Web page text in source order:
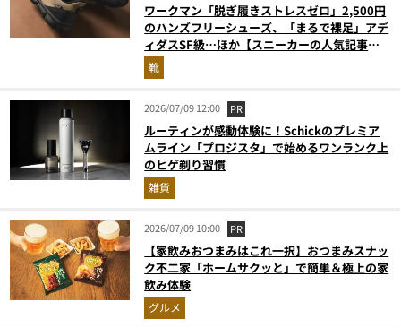
ワークマン「脱ぎ履きストレスゼロ」2,500円
のハンズフリーシューズ、「まるで裸足」アデ
ィダスSF級…ほか【スニーカーの人気記事ラ
ンキングベスト3】（2026年6月版）
靴
2026/07/09 12:00 PR
ルーティンが感動体験に！Schickのプレミア
ムライン「プロジスタ」で始めるワンランク上
のヒゲ剃り習慣
雑貨
2026/07/09 10:00 PR
【家飲みおつまみはこれ一択】おつまみスナッ
ク不二家「ホームサクッと」で簡単＆極上の家
飲み体験
グルメ